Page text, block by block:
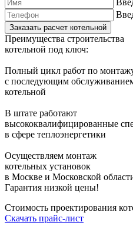
Преимущества строительства
котельной под ключ:
Полный цикл работ по
с последующим
котельной
В штате работают
высококвалифицированные
в сфере теплоэнергетики
Осуществляем монтаж
котельных установок
в Москве и Московской
Гарантия низкой цены!
Стоимость проектирования
Скачать прайс-лист